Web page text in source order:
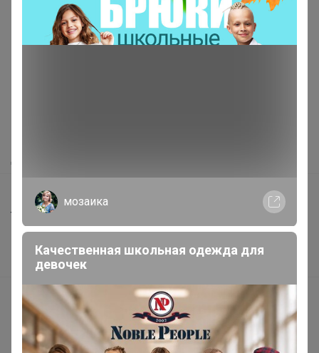
Доставка
Шоурумы
Торговые марки
Наша команда
В наличии
Подарочные сертификаты
Реклама на сайте
Поставщикам
мозаика
Качественная школьная одежда для
девочек